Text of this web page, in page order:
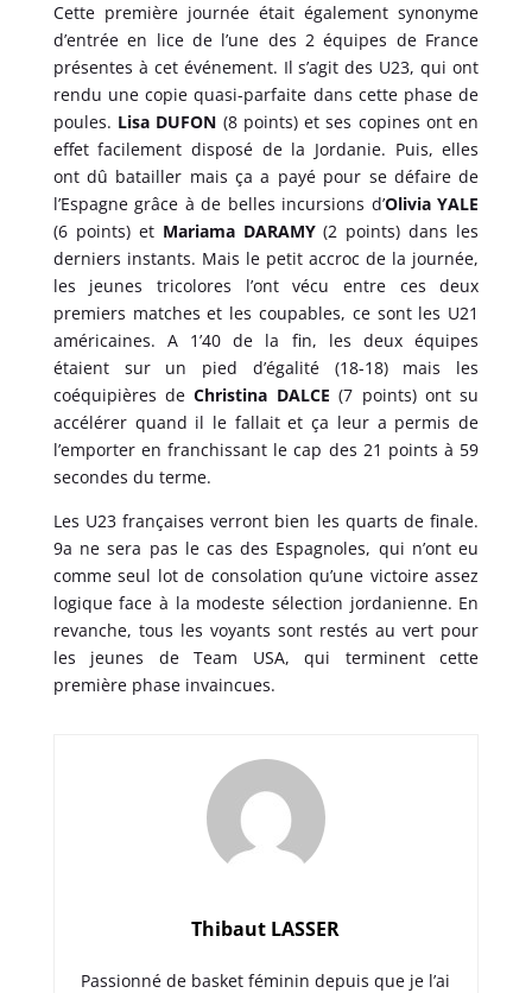
Cette première journée était également synonyme
d’entrée en lice de l’une des 2 équipes de France
présentes à cet événement. Il s’agit des U23, qui ont
rendu une copie quasi-parfaite dans cette phase de
poules. Lisa DUFON (8 points) et ses copines ont en
effet facilement disposé de la Jordanie. Puis, elles
ont dû batailler mais ça a payé pour se défaire de
l’Espagne grâce à de belles incursions d’Olivia YALE
(6 points) et Mariama DARAMY(2 points) dans les
derniers instants. Mais le petit accroc de la journée,
les jeunes tricolores l’ont vécu entre ces deux
premiers matches et les coupables, ce sont les U21
américaines. A 1’40 de la fin, les deux équipes
étaient sur un pied d’égalité (18-18) mais les
coéquipières deChristina DALCE (7 points) ont su
accélérer quand il le fallait et ça leur a permis de
l’emporter en franchissant le cap des 21 points à 59
secondes du terme.
Les U23 françaises verront bien les quarts de finale.
9a ne sera pas le cas des Espagnoles, qui n’ont eu
comme seul lot de consolation qu’une victoire assez
logique face à la modeste sélection jordanienne. En
revanche, tous les voyants sont restés au vert pour
les jeunes de Team USA, qui terminent cette
première phase invaincues.
Thibaut LASSER
Passionné de basket féminin depuis que je l’ai